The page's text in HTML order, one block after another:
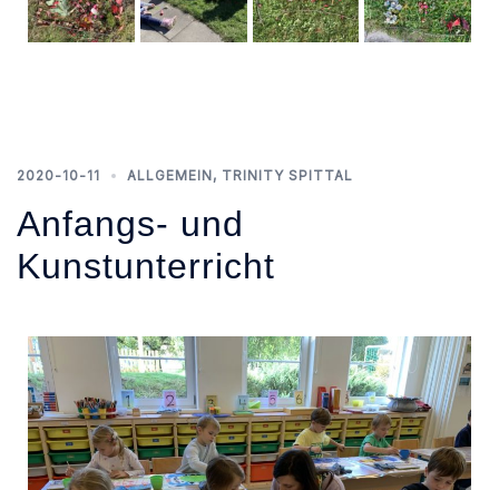
2020-10-11 ALLGEMEIN, TRINITY SPITTAL
Anfangs- und
Kunstunterricht